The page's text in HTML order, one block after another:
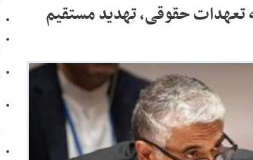
تعهدات حقوقی، تهدید مستقیم